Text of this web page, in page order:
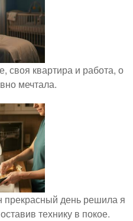
своя квартира и работа, о
мечтала.
прекрасный день решила я
технику в покое.